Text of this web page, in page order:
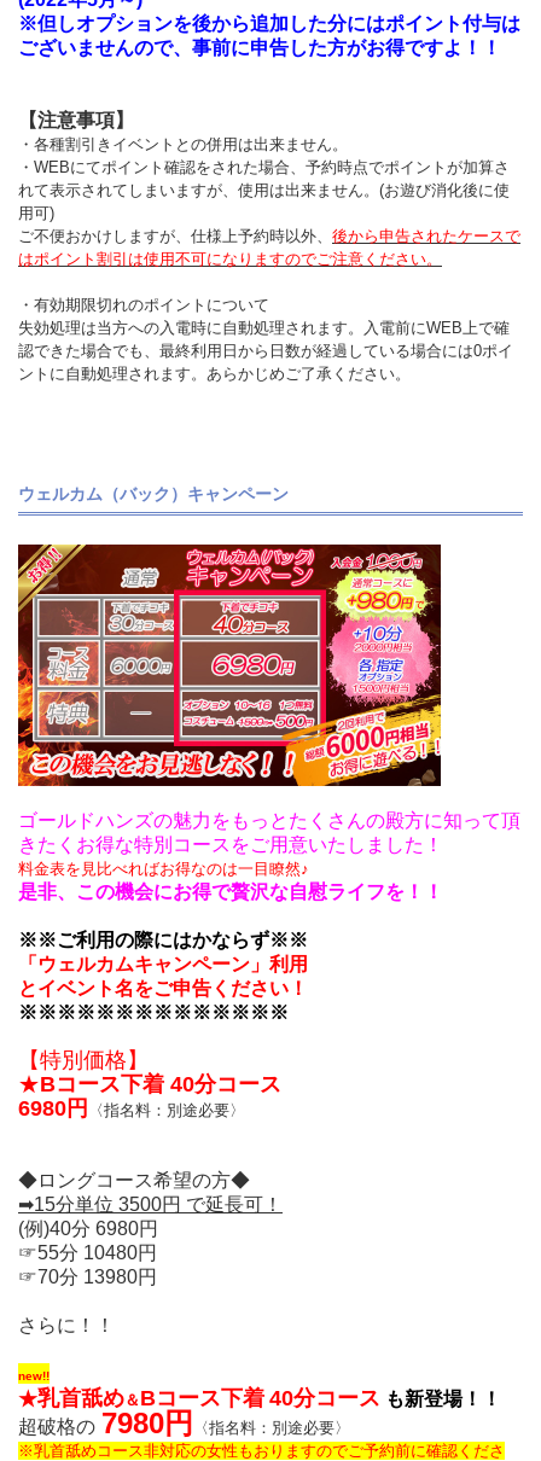
※但しオプションを後から追加した分にはポイント付与は
ございませんので、事前に申告した方がお得ですよ！！
【注意事項】
・各種割引きイベントとの併用は出来ません。
・WEBにてポイント確認をされた場合、予約時点でポイントが加算さ
れて表示されてしまいますが、使用は出来ません。(お遊び消化後に使
用可)
ご不便おかけしますが、仕様上予約時以外、 後から申告されたケースで
はポイント割引は使用不可になりますのでご注意ください。
・有効期限切れのポイントについて
失効処理は当方への入電時に自動処理されます。入電前にWEB上で確
認できた場合でも、最終利用日から日数が経過している場合には0ポイ
ントに自動処理されます。あらかじめご了承ください。
ウェルカム（バック）キャンペーン
ゴールドハンズの魅力をもっとたくさんの殿方に知って頂
きたくお得な特別コースをご用意いたしました！
料金表を見比べればお得なのは一目瞭然♪
是非、この機会にお得で贅沢な自慰ライフを！！
※※ご利用の際にはかならず※※
「ウェルカムキャンペーン」利用
とイベント名をご申告ください！
※※※※※※※※※※※※※※
【特別価格】
★Bコース下着 40分コース
6980円
〈指名料：別途必要〉
◆ロングコース希望の方◆
➡15分単位 3500円 で延長可！
(例)40分 6980円
☞55分 10480円
☞70分 13980円
さらに！！
new!!
★乳首舐め＆ Bコース下着 40分コース も新登場！！
超破格の 7980円
〈指名料：別途必要〉
※乳首舐めコース非対応の女性もおりますのでご予約前に確認くださ